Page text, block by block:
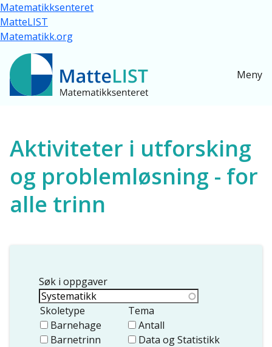
Hopp til hovedinnhold
Matematikksenteret
MatteLIST
Matematikk.org
Meny
Ressurser for alle
Aktiviteter i utforsking
og problemløsning - for
alle trinn
Søk i oppgaver
Skoletype
Barnehage
Barnetrinn
Tema
Antall
Data og Statistikk